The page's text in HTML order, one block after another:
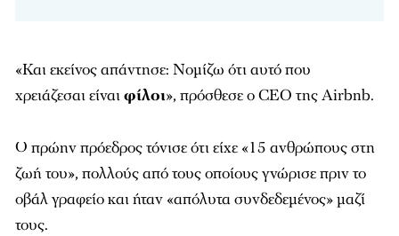
«Και εκείνος απάντησε: Νομίζω ότι αυτό που
χρειάζεσαι είναιφίλοι», πρόσθεσε ο CEO της Airbnb.
Ο πρώην πρόεδρος τόνισε ότι είχε «15 ανθρώπους στη
ζωή του», πολλούς από τους οποίους γνώρισε πριν το
οβάλ γραφείο και ήταν «απόλυτα συνδεδεμένος» μαζί
τους.